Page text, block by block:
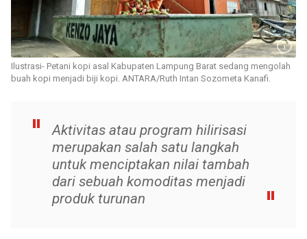
Ilustrasi- Petani kopi asal Kabupaten Lampung Barat sedang mengolah
buah kopi menjadi biji kopi. ANTARA/Ruth Intan Sozometa Kanafi.
Aktivitas atau program hilirisasi
merupakan salah satu langkah
untuk menciptakan nilai tambah
dari sebuah komoditas menjadi
produk turunan